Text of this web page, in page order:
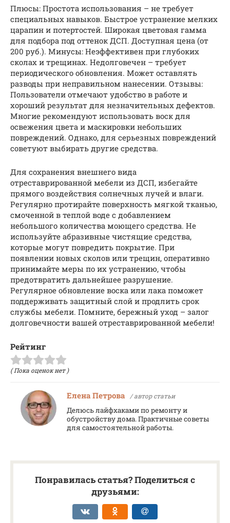
Плюсы: Простота использования – не требует
специальных навыков. Быстрое устранение мелких
царапин и потертостей. Широкая цветовая гамма
для подбора под оттенок ДСП. Доступная цена (от
200 руб.). Минусы: Неэффективен при глубоких
сколах и трещинах. Недолговечен – требует
периодического обновления. Может оставлять
разводы при неправильном нанесении. Отзывы:
Пользователи отмечают удобство в работе и
хороший результат для незначительных дефектов.
Многие рекомендуют использовать воск для
освежения цвета и маскировки небольших
повреждений. Однако, для серьезных повреждений
советуют выбирать другие средства.
Для сохранения внешнего вида
отреставрированной мебели из ДСП, избегайте
прямого воздействия солнечных лучей и влаги.
Регулярно протирайте поверхность мягкой тканью,
смоченной в теплой воде с добавлением
небольшого количества моющего средства. Не
используйте абразивные чистящие средства,
которые могут повредить покрытие. При
появлении новых сколов или трещин, оперативно
принимайте меры по их устранению, чтобы
предотвратить дальнейшее разрушение.
Регулярное обновление воска или лака поможет
поддерживать защитный слой и продлить срок
службы мебели. Помните, бережный уход – залог
долговечности вашей отреставрированной мебели!
Рейтинг
( Пока оценок нет )
Елена Петрова / автор статьи
Делюсь лайфхаками по ремонту и
обустройству дома. Практичные советы
для самостоятельной работы.
Понравилась статья? Поделиться с
друзьями: